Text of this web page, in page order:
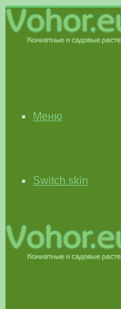
Меню
Switch skin